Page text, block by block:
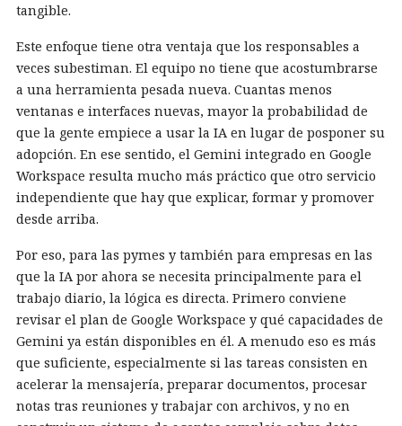
tangible.
Este enfoque tiene otra ventaja que los responsables a
veces subestiman. El equipo no tiene que acostumbrarse
a una herramienta pesada nueva. Cuantas menos
ventanas e interfaces nuevas, mayor la probabilidad de
que la gente empiece a usar la IA en lugar de posponer su
adopción. En ese sentido, el Gemini integrado en Google
Workspace resulta mucho más práctico que otro servicio
independiente que hay que explicar, formar y promover
desde arriba.
Por eso, para las pymes y también para empresas en las
que la IA por ahora se necesita principalmente para el
trabajo diario, la lógica es directa. Primero conviene
revisar el plan de Google Workspace y qué capacidades de
Gemini ya están disponibles en él. A menudo eso es más
que suficiente, especialmente si las tareas consisten en
acelerar la mensajería, preparar documentos, procesar
notas tras reuniones y trabajar con archivos, y no en